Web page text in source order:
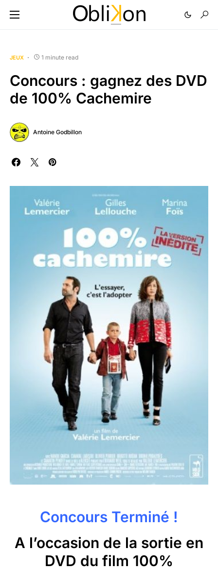
JEUX 1 minute read
Concours : gagnez des DVD
de 100% Cachemire
Antoine Godbillon
Concours Terminé !
A l’occasion de la sortie en
DVD du film 100%